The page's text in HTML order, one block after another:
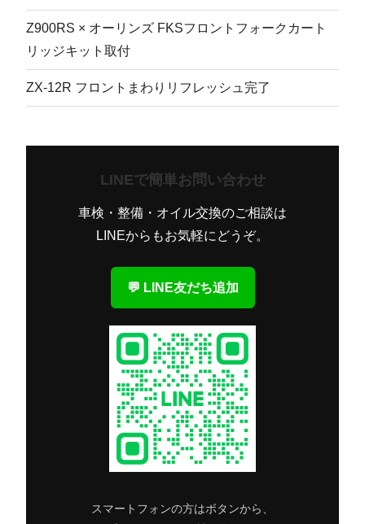
Z900RS × オーリンズ FKSフロントフォークカート
リッジキット取付
ZX-12R フロントまわりリフレッシュ完了
LINEで簡単お問い合わせ
車検・整備・オイル交換のご相談は
LINEからもお気軽にどうぞ。
💬 LINE友だち追加
スマートフォンの方はボタンから、